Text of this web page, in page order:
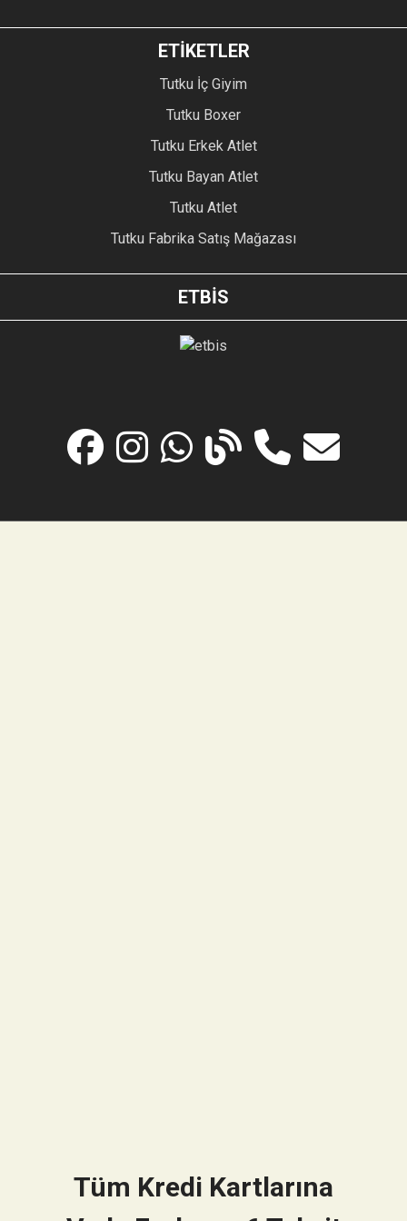
ETİKETLER
Tutku İç Giyim
Tutku Boxer
Tutku Erkek Atlet
Tutku Bayan Atlet
Tutku Atlet
Tutku Fabrika Satış Mağazası
ETBİS
Tüm Kredi Kartlarına